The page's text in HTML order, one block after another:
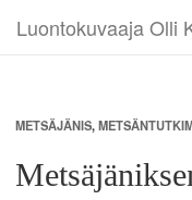
Luontokuvaaja Olli
METSÄJÄNIS,